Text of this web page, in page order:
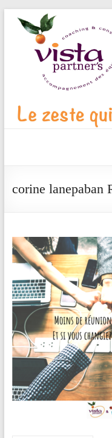
Blog
zeste
qui
fait
la
différence
!
corine lanepaban